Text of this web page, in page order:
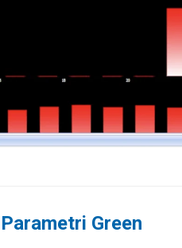
Parametri Green